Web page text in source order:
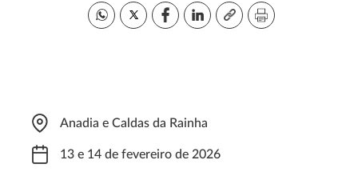
Anadia e Caldas da Rainha
13 e 14 de fevereiro de 2026